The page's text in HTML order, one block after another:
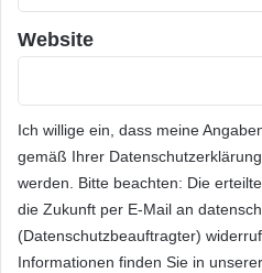
Vergleich
e
n
Website
Ich willige ein, dass meine
gemäß Ihrer Datenschutzerklärung
werden. Bitte beachten: Die
die Zukunft per E-Mail an
(Datenschutzbeauftragter)
Informationen finden Sie in unserer